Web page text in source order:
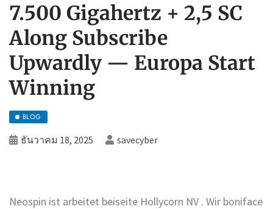
7.500 Gigahertz + 2,5 SC
Along Subscribe
Upwardly — Europa Start
Winning
BLOG
ธันวาคม 18, 2025 savecyber
Neospin ist arbeitet beiseite Hollycorn NV . Wir boniface